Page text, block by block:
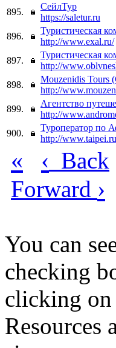
895.
СейлТур
https://saletur.ru
896.
Туристическая
http://www.exal.ru/
897.
Туристическая
http://
898.
Mouzenidis Tours
http://
899.
Агентство
http://
900.
Туроператор по
http://www.taipei.ru
« ‹ Back
Forward ›
You can
checking
clicking on
Resources